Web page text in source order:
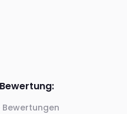
Bewertungen